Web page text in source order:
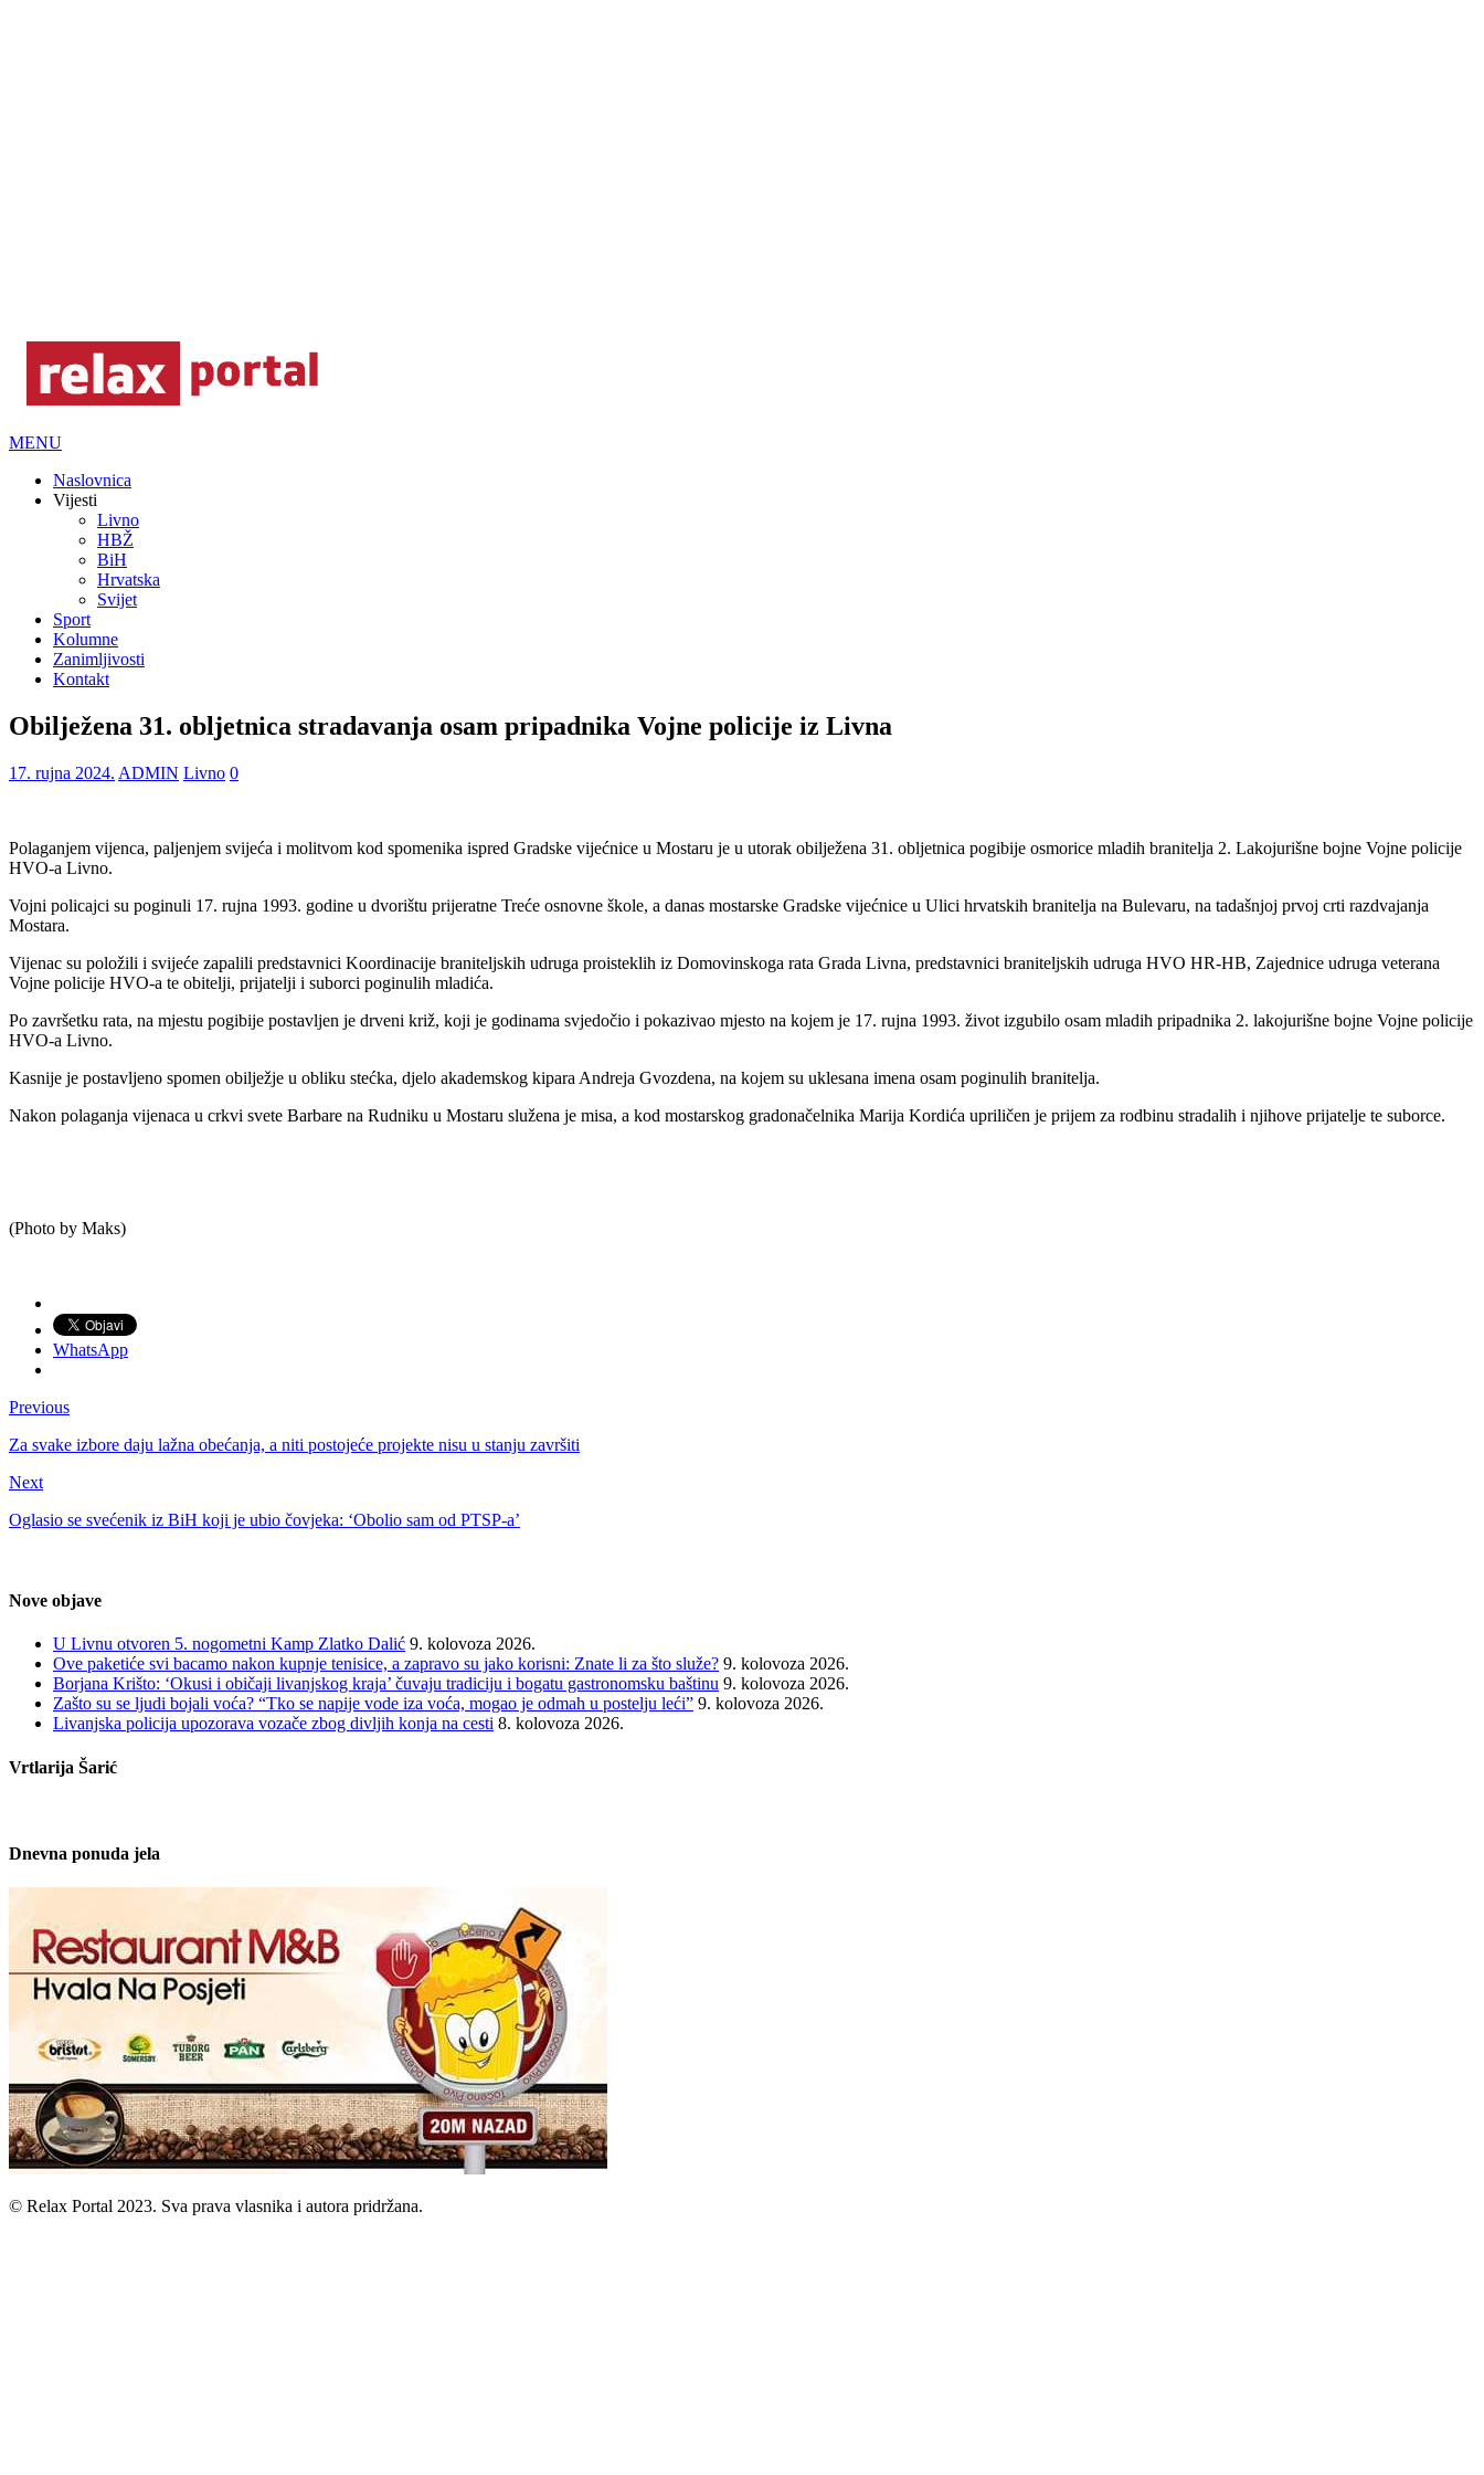
MENU
Naslovnica
Vijesti
Livno
HBŽ
BiH
Hrvatska
Svijet
Sport
Kolumne
Zanimljivosti
Kontakt
Obilježena 31. obljetnica stradavanja osam pripadnika Vojne policije iz Livna
17. rujna 2024. ADMIN Livno 0
Polaganjem vijenca, paljenjem svijeća i molitvom kod spomenika ispred Gradske vijećnice u Mostaru je u utorak obilježena 31. obljetnica pogibije osmorice mladih branitelja 2. Lakojurišne bojne Vojne policije
HVO-a Livno.
Vojni policajci su poginuli 17. rujna 1993. godine u dvorištu prijeratne Treće osnovne škole, a danas mostarske Gradske vijećnice u Ulici hrvatskih branitelja na Bulevaru, na tadašnjoj prvoj crti razdvajanja
Mostara.
Vijenac su položili i svijeće zapalili predstavnici Koordinacije braniteljskih udruga proisteklih iz Domovinskoga rata Grada Livna, predstavnici braniteljskih udruga HVO HR-HB, Zajednice udruga veterana
Vojne policije HVO-a te obitelji, prijatelji i suborci poginulih mladića.
Po završetku rata, na mjestu pogibije postavljen je drveni križ, koji je godinama svjedočio i pokazivao mjesto na kojem je 17. rujna 1993. život izgubilo osam mladih pripadnika 2. lakojurišne bojne Vojne policije
HVO-a Livno.
Kasnije je postavljeno spomen obilježje u obliku stećka, djelo akademskog kipara Andreja Gvozdena, na kojem su uklesana imena osam poginulih branitelja.
Nakon polaganja vijenaca u crkvi svete Barbare na Rudniku u Mostaru služena je misa, a kod mostarskog gradonačelnika Marija Kordića upriličen je prijem za rodbinu stradalih i njihove prijatelje te suborce.
(Photo by Maks)
WhatsApp
Previous
Za svake izbore daju lažna obećanja, a niti postojeće projekte nisu u stanju završiti
Next
Oglasio se svećenik iz BiH koji je ubio čovjeka: ‘Obolio sam od PTSP-a’
Nove objave
U Livnu otvoren 5. nogometni Kamp Zlatko Dalić 9. kolovoza 2026.
Ove paketiće svi bacamo nakon kupnje tenisice, a zapravo su jako korisni: Znate li za što služe? 9. kolovoza 2026.
Borjana Krišto: ‘Okusi i običaji livanjskog kraja’ čuvaju tradiciju i bogatu gastronomsku baštinu 9. kolovoza 2026.
Zašto su se ljudi bojali voća? “Tko se napije vode iza voća, mogao je odmah u postelju leći” 9. kolovoza 2026.
Livanjska policija upozorava vozače zbog divljih konja na cesti 8. kolovoza 2026.
Vrtlarija Šarić
Dnevna ponuda jela
© Relax Portal 2023. Sva prava vlasnika i autora pridržana.